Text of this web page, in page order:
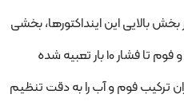
بخش بالایی این اینداکتورها، بخشی
برای تنظیم مقدار مخلوط کردن آب و فوم تا فشار 10 بار تعبیه شده
ترکیب فوم و آب را به دقت تنظیم